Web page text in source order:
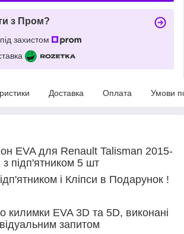
з Пром?
захистом
Доставка Оплата Умови
EVA для Renault Talisman 2015-
з підп'ятником 5 шт
і Кліпси в Подарунок !
килимки EVA 3D та 5D, виконані
запитом